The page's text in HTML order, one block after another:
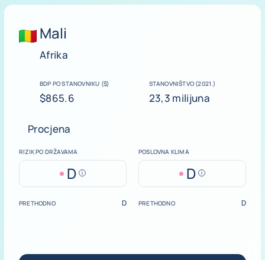
Mali
Afrika
BDP PO STANOVNIKU ($)
$865.6
STANOVNIŠTVO (2021.)
23,3 milijuna
Procjena
RIZIK PO DRŽAVAMA
D Help
POSLOVNA KLIMA
D Help
PRETHODNO D PRETHODNO D